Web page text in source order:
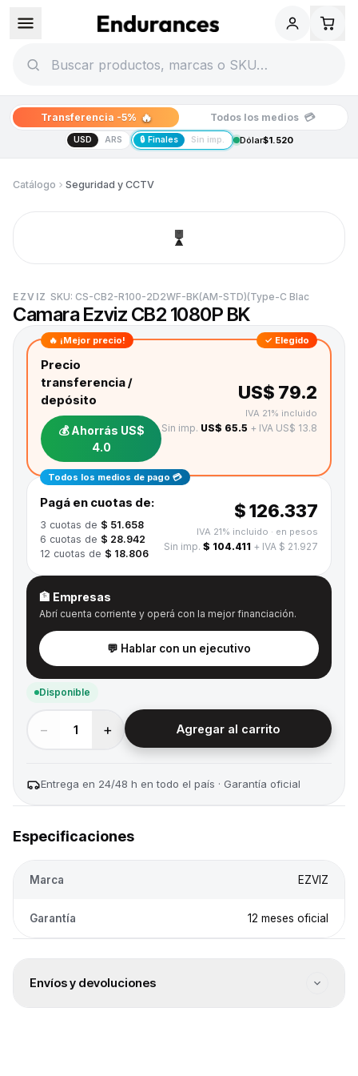
Transferencia -5% 🔥 Todos los medios 💳
USD ARS 🔒 Finales Sin imp. Dólar$1.520
Catálogo Seguridad y CCTV
EZVIZ SKU: CS-CB2-R100-2D2WF-BK(AM-STD)(Type-C Blac
Camara Ezviz CB2 1080P BK
🔥 ¡Mejor precio! ✓ Elegido
Precio
transferencia /
depósito
💰 Ahorrás US$
4.0
US$ 79.2
IVA 21% incluido
Sin imp. US$ 65.5 + IVA US$ 13.8
Todos los medios de pago 💳
Pagá en cuotas de:
3 cuotas de $ 51.658
6 cuotas de $ 28.942
12 cuotas de $ 18.806
$ 126.337
IVA 21% incluido · en pesos
Sin imp. $ 104.411 + IVA $ 21.927
🏦 Empresas
Abrí cuenta corriente y operá con la mejor financiación.
💬 Hablar con un ejecutivo
Disponible
− 1 + Agregar al carrito
Entrega en 24/48 h en todo el país · Garantía oficial
Especificaciones
Marca EZVIZ
Garantía 12 meses oficial
Envíos y devoluciones